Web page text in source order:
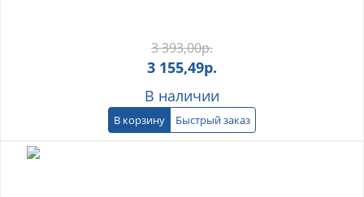
3 393,00р.
3 155,49р.
В наличии
В корзину Быстрый заказ